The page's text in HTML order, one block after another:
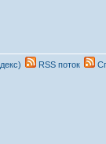
RSS поток